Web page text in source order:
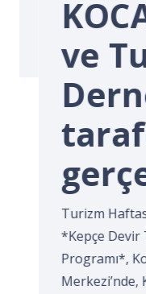
ve
Turizm Haftası
*Kepçe Devir
Programı*,
Merkezi’nde,